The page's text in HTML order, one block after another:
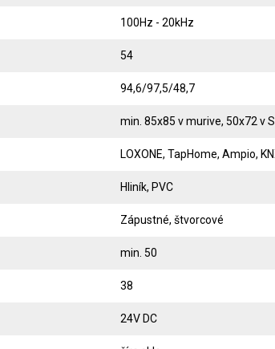
100Hz - 20kHz
54
94,6/97,5/48,7
min. 85x85 v murive, 50x72 v
LOXONE, TapHome, Ampio,
Hliník, PVC
Zápustné, štvorcové
min. 50
38
24V DC